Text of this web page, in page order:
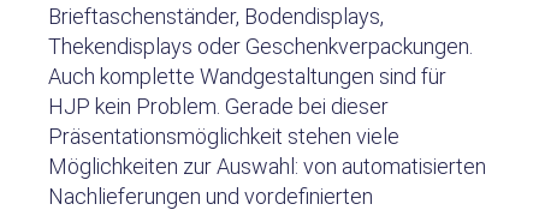
Brieftaschenständer, Bodendisplays,
Thekendisplays oder Geschenkverpackungen.
Auch komplette Wandgestaltungen sind für
HJP kein Problem. Gerade bei dieser
Präsentationsmöglichkeit stehen viele
Möglichkeiten zur Auswahl: von automatisierten
Nachlieferungen und vordefinierten